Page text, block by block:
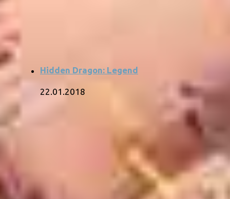
Hidden Dragon: Legend
22.01.2018